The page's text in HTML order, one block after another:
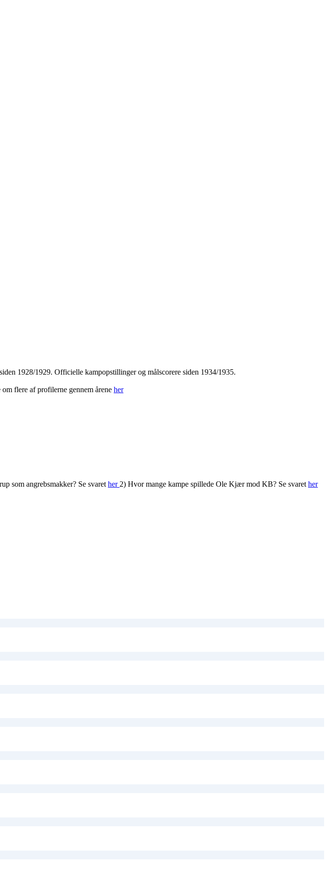
1928/1929. Officielle kampopstillinger og målscorere siden 1934/1935.
flere af profilerne gennem årene her
som angrebsmakker? Se svaret her 2) Hvor mange kampe spillede Ole Kjær mod KB? Se svaret her